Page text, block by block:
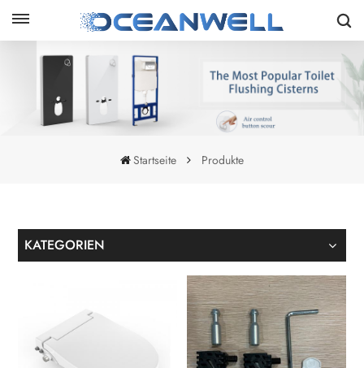
Startseite Produkte
KATEGORIEN